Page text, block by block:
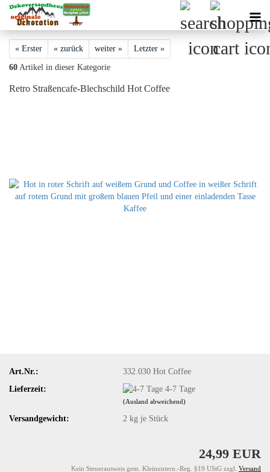
« Erster « zurück weiter » Letzter »
60 Artikel in dieser Kategorie
Retro Straßencafe-Blechschild Hot Coffee
Art.Nr.:
332.030 Hot Coffee
Lieferzeit:
4-7 Tage
(Ausland abweichend)
Versandgewicht: 2 kg je Stück
24,99 EUR
Kein Steuerausweis gem. Kleinuntern.-Reg. §19 UStG zzgl. Versand